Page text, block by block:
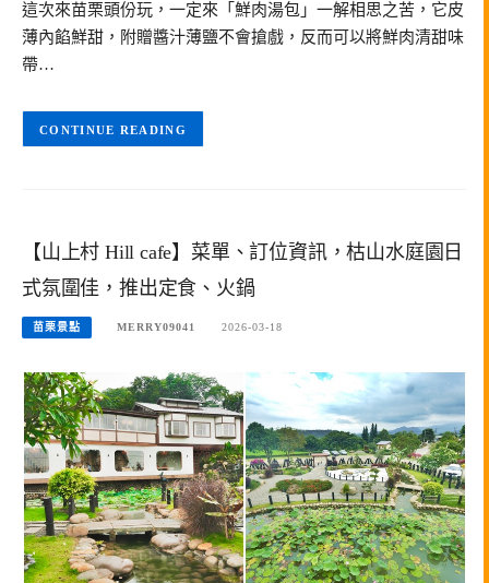
這次來苗栗頭份玩，一定來「鮮肉湯包」一解相思之苦，它皮
薄內餡鮮甜，附贈醬汁薄鹽不會搶戲，反而可以將鮮肉清甜味
帶…
CONTINUE READING
【山上村 Hill cafe】菜單、訂位資訊，枯山水庭園日
式氛圍佳，推出定食、火鍋
苗栗景點 MERRY09041 2026-03-18